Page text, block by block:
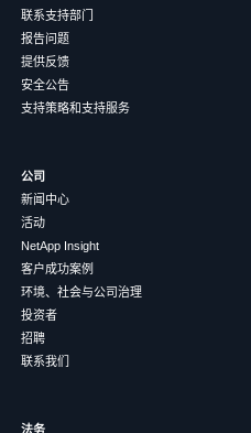
联系支持部门
报告问题
提供反馈
安全公告
支持策略和支持服务
公司
新闻中心
活动
NetApp Insight
客户成功案例
环境、社会与公司治理
投资者
招聘
联系我们
法务